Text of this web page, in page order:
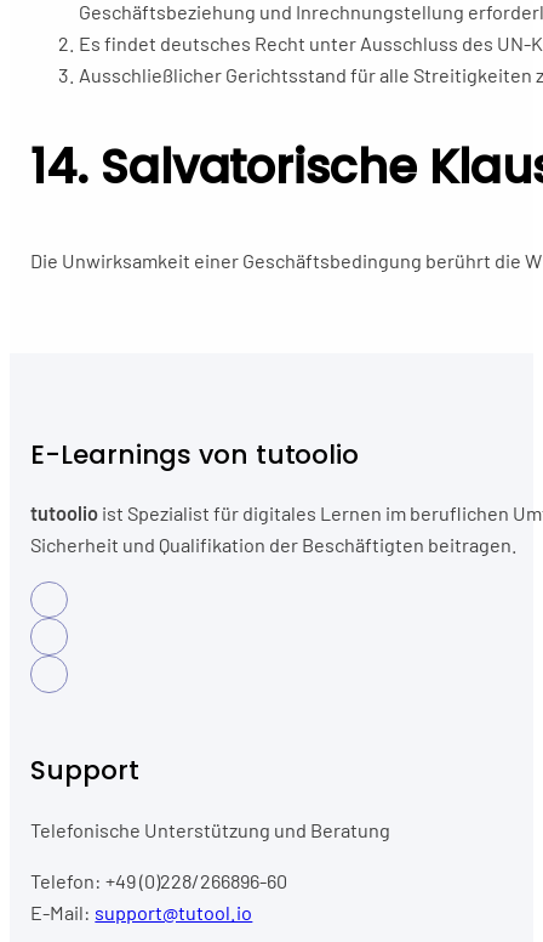
Geschäftsbeziehung und Inrechnungstellung
Es findet deutsches Recht unter Ausschluss des UN-
Ausschließlicher Gerichtsstand für alle Streitigkeiten
14. Salvatorische
Die Unwirksamkeit einer Geschäftsbedingung berührt die
E-Learnings von tutoolio
tutoolio ist Spezialist für digitales Lernen im beruflichen
Sicherheit und Qualifikation der Beschäftigten beitragen.
Support
Telefonische Unterstützung und Beratung
Telefon: +49 (0)228/266896-60
E-Mail: support@tutool.io